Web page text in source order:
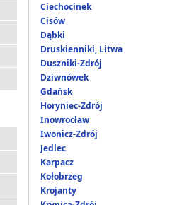
Ciechocinek
Cisów
Dąbki
Druskienniki, Litwa
Duszniki-Zdrój
Dziwnówek
Gdańsk
Horyniec-Zdrój
Inowrocław
Iwonicz-Zdrój
Jedlec
Karpacz
Kołobrzeg
Krojanty